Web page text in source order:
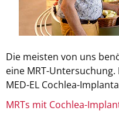
Die meisten von uns
eine MRT-
MED-EL Cochlea-
MRTs mit Cochlea-